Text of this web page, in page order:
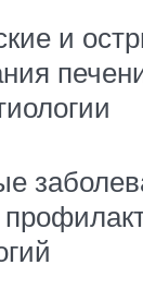
и